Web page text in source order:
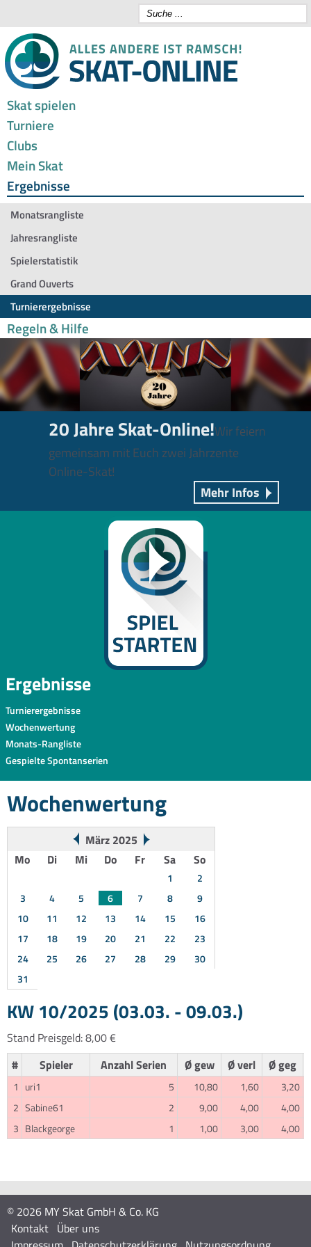
Skat spielen
Turniere
Clubs
Mein Skat
Ergebnisse
Monatsrangliste
Jahresrangliste
Spielerstatistik
Grand Ouverts
Turnierergebnisse
Regeln & Hilfe
20 Jahre Skat-Online!Wir feiern
gemeinsam mit Euch zwei Jahrzente
Online-Skat!
Mehr Infos
Ergebnisse
Turnierergebnisse
Wochenwertung
Monats-Rangliste
Gespielte Spontanserien
Wochenwertung
März 2025
Mo
Di Mi Do Fr Sa So
1
2
3
4 5 6 7 8
9
10
11 12 13 14 15
16
17
18 19 20 21 22
23
24
25 26 27 28 29
30
31
KW 10/2025 (03.03. - 09.03.)
Stand Preisgeld: 8,00 €
#
Spieler Anzahl Serien Ø gew Ø verl Ø geg
1 uri1 5 10,80 1,60
3,20
2 Sabine61 2 9,00 4,00
4,00
3 Blackgeorge 1 1,00 3,00 4,00
© 2026 MY Skat GmbH & Co. KG
Kontakt Über uns